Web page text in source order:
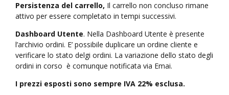
Persistenza del carrello, Il carrello non concluso rimane
attivo per essere completato in tempi successivi.
Dashboard Utente. Nella Dashboard Utente è presente
l’archivio ordini. E’ possibile duplicare un ordine cliente e
verificare lo stato delgi ordini. La variazione dello stato degli
ordini in corso è comunque notificata via Emai.
I prezzi esposti sono sempre IVA 22% esclusa.